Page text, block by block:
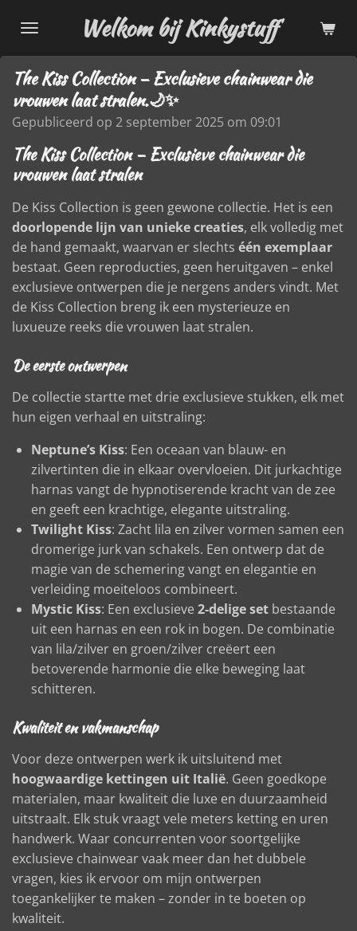
direct
naar
de
hoofdinhoud
Welkom bij Kinkystuff
The Kiss Collection – Exclusieve chainwear die
vrouwen laat stralen.🌙✨
Gepubliceerd op 2 september 2025 om 09:01
The Kiss Collection – Exclusieve chainwear die
vrouwen laat stralen
De Kiss Collection is geen gewone collectie. Het is een
doorlopende lijn van unieke creaties, elk volledig met
de hand gemaakt, waarvan er slechts één exemplaar
bestaat. Geen reproducties, geen heruitgaven – enkel
exclusieve ontwerpen die je nergens anders vindt. Met
de Kiss Collection breng ik een mysterieuze en
luxueuze reeks die vrouwen laat stralen.
De eerste ontwerpen
De collectie startte met drie exclusieve stukken, elk met
hun eigen verhaal en uitstraling:
Neptune’s Kiss: Een oceaan van blauw- en
zilvertinten die in elkaar overvloeien. Dit jurkachtige
harnas vangt de hypnotiserende kracht van de zee
en geeft een krachtige, elegante uitstraling.
Twilight Kiss: Zacht lila en zilver vormen samen een
dromerige jurk van schakels. Een ontwerp dat de
magie van de schemering vangt en elegantie en
verleiding moeiteloos combineert.
Mystic Kiss: Een exclusieve 2-delige set bestaande
uit een harnas en een rok in bogen. De combinatie
van lila/zilver en groen/zilver creëert een
betoverende harmonie die elke beweging laat
schitteren.
Kwaliteit en vakmanschap
Voor deze ontwerpen werk ik uitsluitend met
hoogwaardige kettingen uit Italië. Geen goedkope
materialen, maar kwaliteit die luxe en duurzaamheid
uitstraalt. Elk stuk vraagt vele meters ketting en uren
handwerk. Waar concurrenten voor soortgelijke
exclusieve chainwear vaak meer dan het dubbele
vragen, kies ik ervoor om mijn ontwerpen
toegankelijker te maken – zonder in te boeten op
kwaliteit.